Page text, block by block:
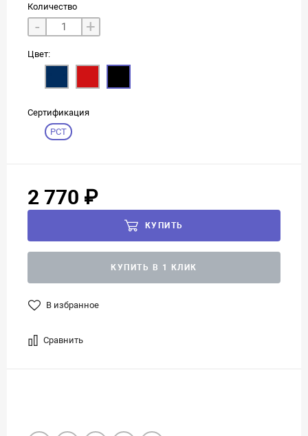
Количество
- +
Цвет:
Сертификация
РСТ
2 770 ₽
КУПИТЬ
КУПИТЬ В 1 КЛИК
В избранное
Сравнить